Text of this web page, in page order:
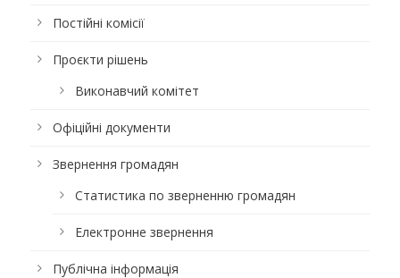
Постійні комісії
Проєкти рішень
Виконавчий комітет
Офіційні документи
Звернення громадян
Статистика по зверненню громадян
Електронне звернення
Публічна інформація